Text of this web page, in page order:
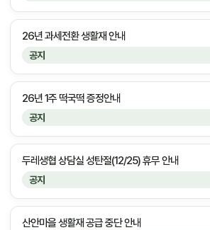
공지
26년 과세전환 생활재 안내
공지
26년 1주 떡국떡 증정안내
공지
두레생협 상담실 성탄절(12/25) 휴무 안내
산안마을 생활재 공급 중단 안내